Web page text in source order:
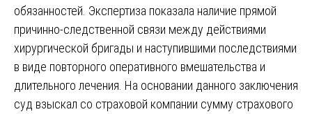
обязанностей. Экспертиза показала наличие прямой
причинно-следственной связи между действиями
хирургической бригады и наступившими последствиями
в виде повторного оперативного вмешательства и
длительного лечения. На основании данного заключения
суд взыскал со страховой компании сумму страхового